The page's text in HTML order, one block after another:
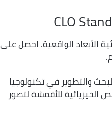
CLO
الأبعاد الواقعية. احصل على
100٪. إنها نتيجة لأكثر من 10 سنوات من البحث والتطوير في تكنولوجيا
الفيزيائية للأقمشة لتصور